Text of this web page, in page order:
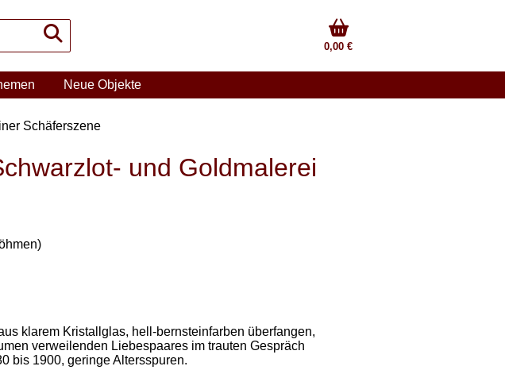
0,00 €
Neue Objekte
Schäferszene
und Goldmalerei
klarem Kristallglas, hell-bernsteinfarben überfangen,
verweilenden Liebespaares im trauten Gespräch
bis 1900, geringe Altersspuren.